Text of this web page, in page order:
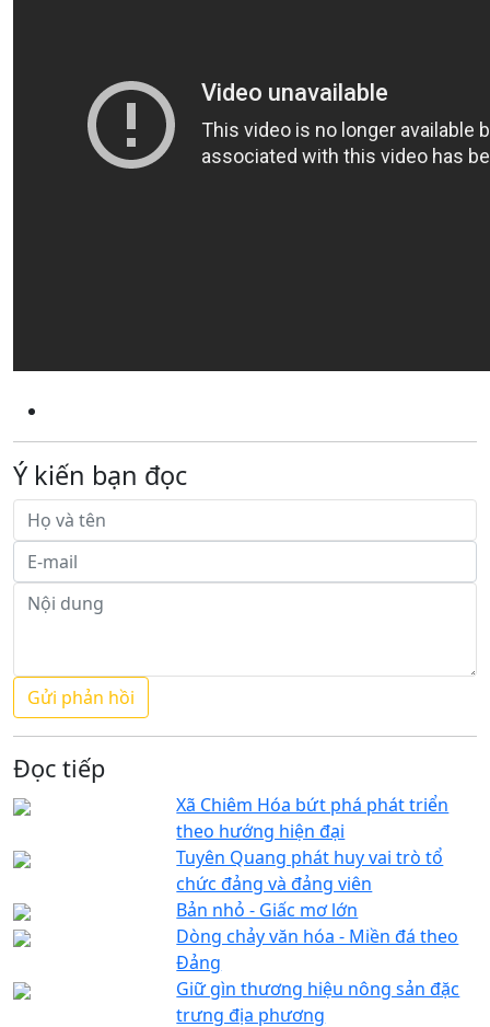
Ý kiến bạn đọc
Đọc tiếp
Xã Chiêm Hóa bứt phá phát triển
theo hướng hiện đại
Tuyên Quang phát huy vai trò tổ
chức đảng và đảng viên
Bản nhỏ - Giấc mơ lớn
Dòng chảy văn hóa - Miền đá theo
Đảng
Giữ gìn thương hiệu nông sản đặc
trưng địa phương